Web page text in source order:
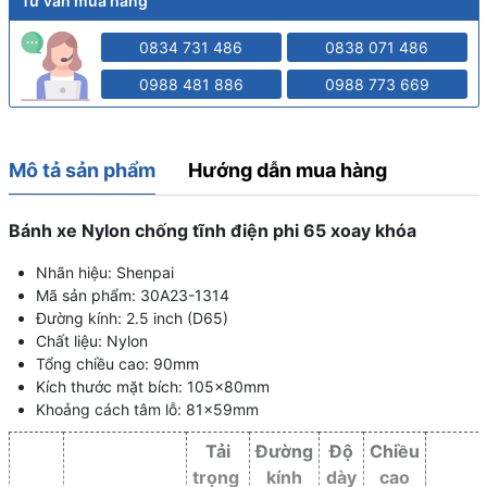
0834 731 486 0838 071 486
0988 481 886 0988 773 669
Mô tả sản phẩm Hướng dẫn mua hàng
Bánh xe Nylon chống tĩnh điện phi 65 xoay khóa
Nhãn hiệu: Shenpai
Mã sản phẩm: 30A23-1314
Đường kính: 2.5 inch (D65)
Chất liệu: Nylon
Tổng chiều cao: 90mm
Kích thước mặt bích: 105x80mm
Khoảng cách tâm lỗ: 81x59mm
Tải
trọng
Đường
kính
Độ
dày
Chiều
cao